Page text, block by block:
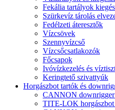
Fekália tartályok
Szürkevíz tárolás
Fedélzeti áteresztők
Vízcsövek
Szennyvízcső
Vízcsőcsatlakozók
Főcsapok
Ivóvízkezelés és
Keringtető szivattyúk
Horgászbot tartók és
CANNON downrigger
TITE-LOK